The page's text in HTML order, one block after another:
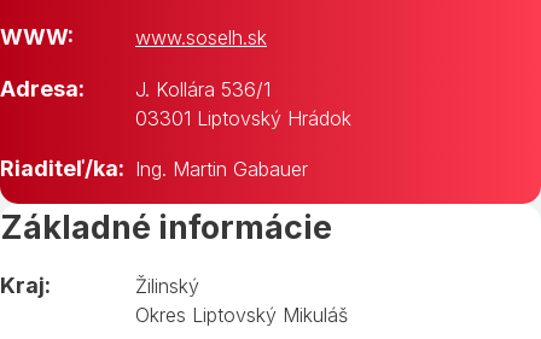
WWW: www.soselh.sk
Adresa:
J. Kollára 536/1
03301 Liptovský Hrádok
Riaditeľ/ka: Ing. Martin Gabauer
Základné informácie
Kraj:
Žilinský
Okres Liptovský Mikuláš